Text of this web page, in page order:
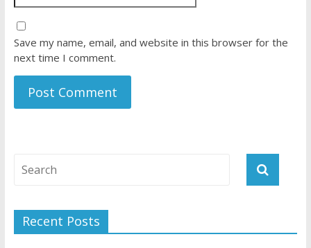
Save my name, email, and website in this browser for the
next time I comment.
Recent Posts